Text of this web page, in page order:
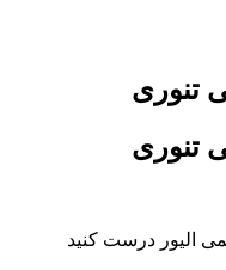
تنوری
تنوری
الیور درست کنید